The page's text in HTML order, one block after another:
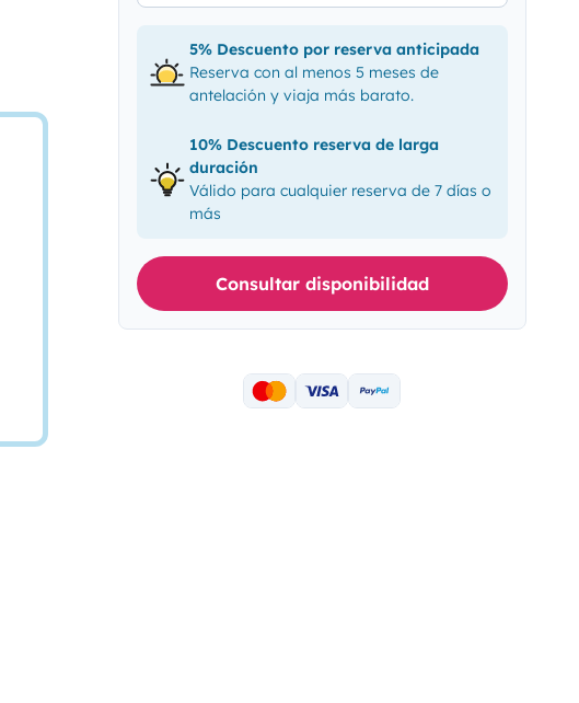
5% Descuento por reserva anticipada
Reserva con al menos 5 meses de
antelación y viaja más barato.
10% Descuento reserva de larga
duración
Válido para cualquier reserva de 7 días o
más
Consultar disponibilidad